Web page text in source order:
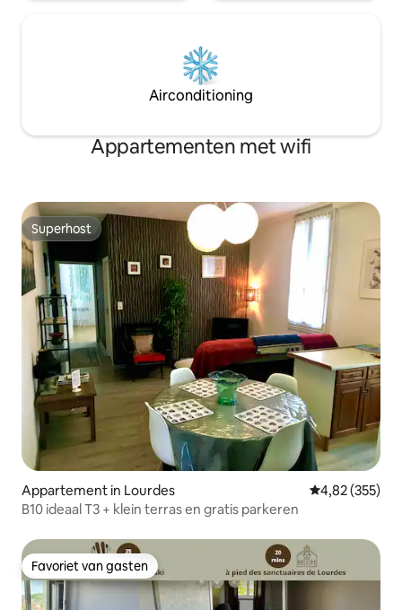
Airconditioning
Appartementen met wifi
Superhost
Superhost
Appartement in Lourdes Gemiddelde
4,82 (355)
B10 ideaal T3 + klein terras en gratis parkeren
Favoriet van gasten
Favoriet van gasten